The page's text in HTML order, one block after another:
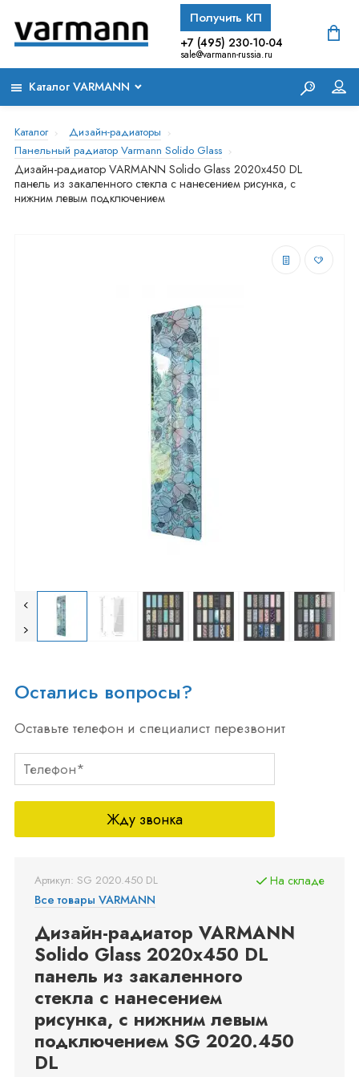
Получить КП
+7 (495) 230-10-04
sale@varmann-russia.ru
Каталог VARMANN
Каталог
Дизайн-радиаторы
Панельный радиатор Varmann Solido Glass
Дизайн-радиатор VARMANN Solido Glass 2020x450 DL
панель из закаленного стекла с нанесением рисунка, с
нижним левым подключением
Остались вопросы?
Оставьте телефон и специалист перезвонит
Жду звонка
Артикул: SG 2020.450 DL
Все товары VARMANN
Дизайн-радиатор VARMANN
Solido Glass 2020x450 DL
панель из закаленного
стекла с нанесением
рисунка, с нижним левым
подключением SG 2020.450
DL
На складе